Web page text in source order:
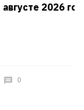
августе 2026
0